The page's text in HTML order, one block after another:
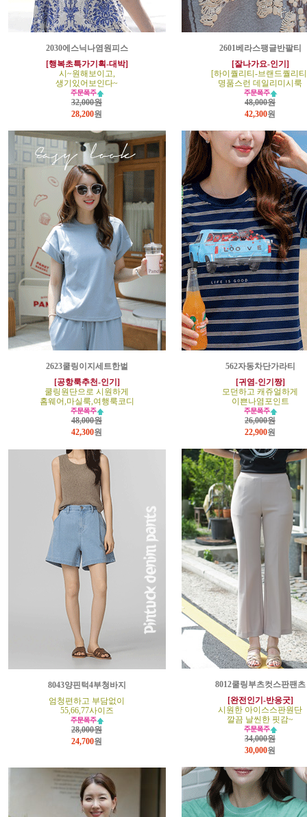
2030에스닉나염원피스
[행복초특가기획-대박]
시~원해보이고,
생기있어보인다~
32,000원
28,200원
2601베라스팽글반팔티
[잘나가요-인기]
[하이퀄리티-브랜드퀄리
명품스런 데일리미시룩
48,000원
42,300원
2623쿨링이지세트한벌
[공항룩추천-인기]
쿨링원단으로 시원하게
홈웨어,마실룩,여행룩코디
48,000원
42,300원
562자동차단가라티
[귀염-인기짱]
모던하고 캐쥬얼하게
이쁜나염포인트
26,000원
22,900원
8043양핀턱4부청바지
엄청편하고 부담없이
55,66,77사이즈
28,000원
24,700원
8012쿨링부츠컷스판팬츠
[완전인기-반응굿]
시원한 아이스스판원단
깔끔 날씬한 핏감~
34,000원
30,000원